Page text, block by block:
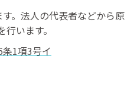
。法人の代表者などから原
います。
1項3号イ